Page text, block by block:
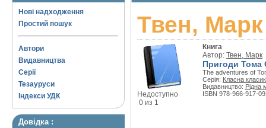
Нові надходження
Простий пошук
Автори
Видавництва
Серії
Тезауруси
Індекси УДК
Довідка :
Твен,
Недоступно
0 из 1
Книга
Автор: Твен, Марк
Пригоди Тома
The adventures of
Серія: Класна
Видавництво: Рідна
ISBN 978-966-917-